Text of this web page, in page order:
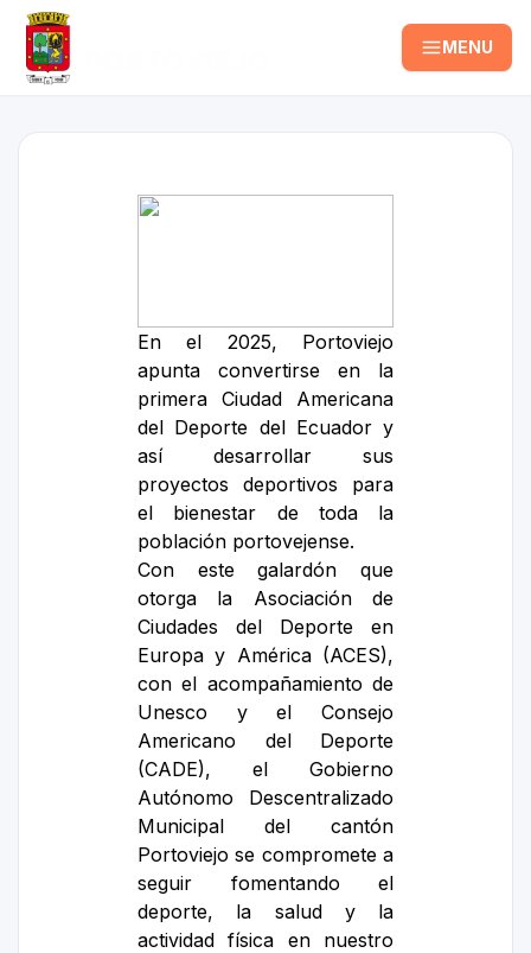
MENU
En el 2025, Portoviejo
apunta convertirse en la
primera Ciudad Americana
del Deporte del Ecuador y
así desarrollar sus
proyectos deportivos para
el bienestar de toda la
población portovejense.
Con este galardón que
otorga la Asociación de
Ciudades del Deporte en
Europa y América (ACES),
con el acompañamiento de
Unesco y el Consejo
Americano del Deporte
(CADE), el Gobierno
Autónomo Descentralizado
Municipal del cantón
Portoviejo se compromete a
seguir fomentando el
deporte, la salud y la
actividad física en nuestro